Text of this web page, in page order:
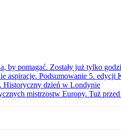
by pomagać. Zostały już tylko
aspiracje. Podsumowanie 5. edycji
Historyczny dzień w Londynie
mistrzostw Europy. Tuż